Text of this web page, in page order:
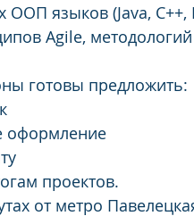
языков (Java, C++,
Agile,
готовы предложить:
оформление
проектов.
от метро